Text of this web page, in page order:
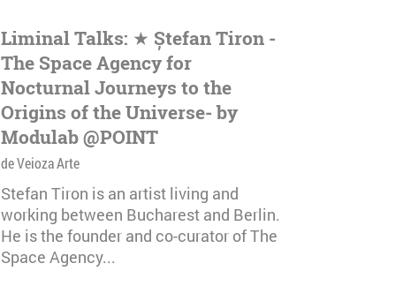
Liminal Talks: ★ Ștefan Tiron -
The Space Agency for
Nocturnal Journeys to the
Origins of the Universe- by
Modulab @POINT
de Veioza Arte
Stefan Tiron is an artist living and
working between Bucharest and Berlin.
He is the founder and co-curator of The
Space Agency...